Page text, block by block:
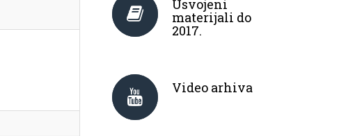
Usvojeni
materijali do
2017.
Video arhiva